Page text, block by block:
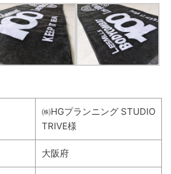
㈱HGプランニング STUDIO
TRIVE様
大阪府